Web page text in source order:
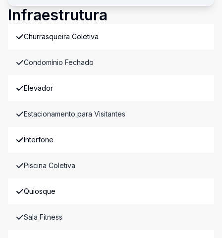
Infraestrutura
Churrasqueira Coletiva
Condomínio Fechado
Elevador
Estacionamento para Visitantes
Interfone
Piscina Coletiva
Quiosque
Sala Fitness